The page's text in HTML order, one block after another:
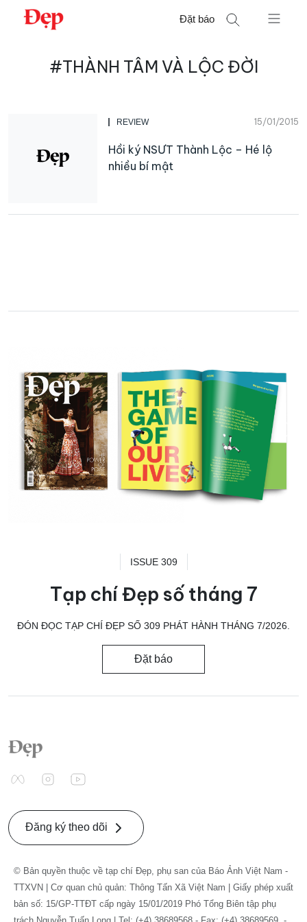
Chuyển
Đặt báo
#THÀNH TÂM VÀ LỘC ĐỜI
REVIEW 15/01/2015
Hồi ký NSƯT Thành Lộc – Hé lộ
nhiều bí mật
ISSUE 309
Tạp chí Đẹp số tháng 7
ĐÓN ĐỌC TẠP CHÍ ĐẸP SỐ 309 PHÁT HÀNH THÁNG 7/2026.
Đặt báo
Đăng ký theo dõi
© Bản quyền thuộc về tạp chí Đẹp, phụ san của Báo Ảnh Việt Nam -
TTXVN | Cơ quan chủ quản: Thông Tấn Xã Việt Nam | Giấy phép xuất
bản số: 15/GP-TTĐT cấp ngày 15/01/2019 Phó Tổng Biên tập phụ